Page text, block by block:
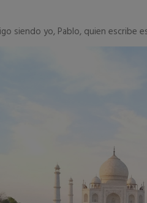
siendo yo, Pablo, quien escribe